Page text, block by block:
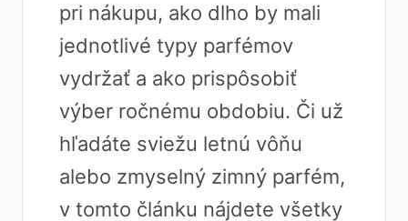
pri nákupu, ako dlho by mali
jednotlivé typy parfémov
vydržať a ako prispôsobiť
výber ročnému obdobiu. Či už
hľadáte sviežu letnú vôňu
alebo zmyselný zimný parfém,
v tomto článku nájdete všetky